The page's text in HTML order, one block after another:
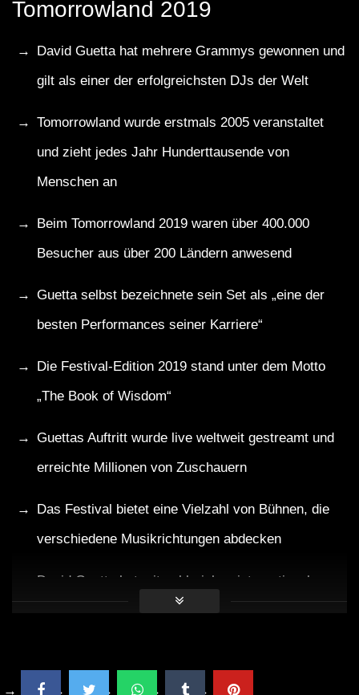
Tomorrowland 2019
David Guetta hat mehrere Grammys gewonnen und
gilt als einer der erfolgreichsten DJs der Welt
Tomorrowland wurde erstmals 2005 veranstaltet
und zieht jedes Jahr Hunderttausende von
Menschen an
Beim Tomorrowland 2019 waren über 400.000
Besucher aus über 200 Ländern anwesend
Guetta selbst bezeichnete sein Set als „eine der
besten Performances seiner Karriere“
Die Festival-Edition 2019 stand unter dem Motto
„The Book of Wisdom“
Guettas Auftritt wurde live weltweit gestreamt und
erreichte Millionen von Zuschauern
Das Festival bietet eine Vielzahl von Bühnen, die
verschiedene Musikrichtungen abdecken
David Guetta hat mit zahlreichen international
bekannten Stars zusammengearbeitet, darunter